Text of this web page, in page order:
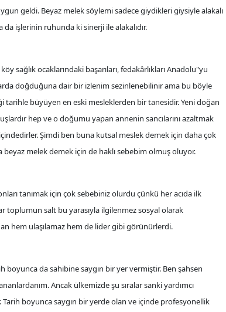
geldi. Beyaz melek söylemi sadece giydikleri giysiyle alakalı
da işlerinin ruhunda ki sinerji ile alakalıdır.
sağlık ocaklarındaki başarıları, fedakârlıkları Anadolu"yu
doğduğuna dair bir izlenim sezinlenebilinir ama bu böyle
tarihle büyüyen en eski mesleklerden bir tanesidir. Yeni doğan
hep ve o doğumu yapan annenin sancılarını azaltmak
Şimdi ben buna kutsal meslek demek için daha çok
melek demek için de haklı sebebim olmuş oluyor.
tanımak için çok sebebiniz olurdu çünkü her acıda ilk
toplumun salt bu yarasıyla ilgilenmez sosyal olarak
hem ulaşılamaz hem de lider gibi görünürlerdi.
boyunca da sahibine saygın bir yer vermiştir. Ben şahsen
Ancak ülkemizde şu sıralar sanki yardımcı
boyunca saygın bir yerde olan ve içinde profesyonellik